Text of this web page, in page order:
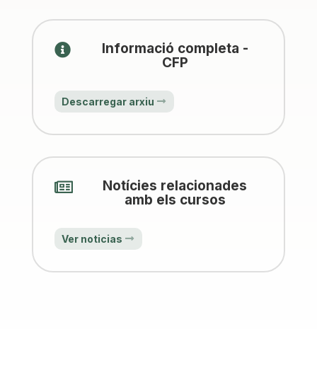

Informació completa -
CFP
Descarregar arxiu

Notícies relacionades
amb els cursos
Ver noticias